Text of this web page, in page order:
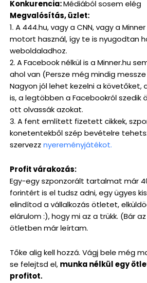
Konkurencia:Médiából sosem elég
Megvalósítás, üzlet:
1. A 444.hu, vagy a CNN, vagy a
motort használ, így te is nyugodtan
weboldaladhoz.
2. A Facebook nélkül is a Minner.hu
ahol van (Persze még mindig
Nagyon jól lehet kezelni a követőket,
is, a legtöbben a Facebookról szedik
ott olvassák azokat.
3. A fent említett fizetett cikkek,
konetentekből szép bevételre
szervezz nyereményjátékot.
Profit várakozás:
Egy-egy szponzorált tartalmat már
forintért is el tudsz adni, egy ügyes
elindítod a vállalkozás ötletet,
elárulom :), hogy mi az a trükk. (Bár
ötletben már leírtam.
Tőke alig kell hozzá. Vágj bele még
se felejtsd el, munka nélkül egy
profitot.